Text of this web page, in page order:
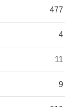
477
4
11
9